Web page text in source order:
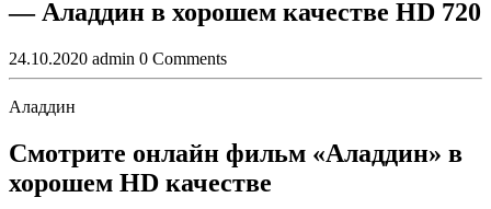
— Аладдин в хорошем качестве HD 720
24.10.2020 admin 0 Comments
Аладдин
Смотрите онлайн фильм «Аладдин» в
хорошем HD качестве